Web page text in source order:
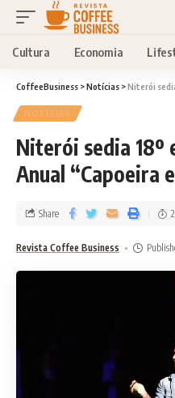
Cultura Economia
CoffeeBusiness >Notícias >Niterói sedia
NOTÍCIAS
Niterói sedia 18º
Anual “Capoeira
Revista Coffee Business
Share